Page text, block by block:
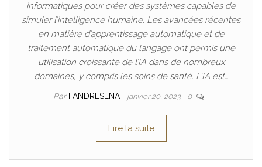
informatiques pour créer des systèmes capables de
simuler l’intelligence humaine. Les avancées récentes
en matière d’apprentissage automatique et de
traitement automatique du langage ont permis une
utilisation croissante de l’IA dans de nombreux
domaines, y compris les soins de santé. L’IA est…
Par FANDRESENA janvier 20, 2023 0
Lire la suite